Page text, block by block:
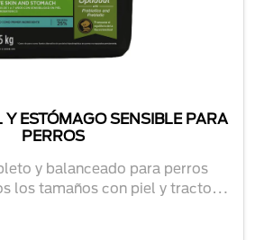
ESTÓMAGO SENSIBLE PARA
PERROS
y balanceado para perros
los tamaños con piel y tracto